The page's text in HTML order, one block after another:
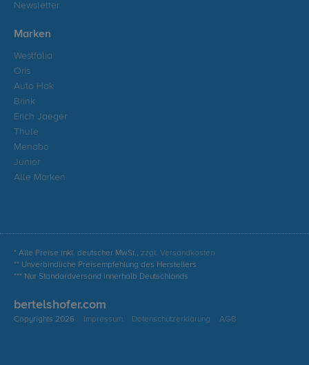
Newsletter
Marken
Westfalia
Oris
Auto Hak
Brink
Erich Jaeger
Thule
Menabo
Junior
Alle Marken
* Alle Preise inkl. deutscher MwSt., zzgl. Versandkosten
** Unverbindliche Preisempfehlung des Herstellers
*** Nur Standardversand innerhalb Deutschlands
bertelshofer.com
Copyrights 2026 Impressum Datenschutzerklärung AGB